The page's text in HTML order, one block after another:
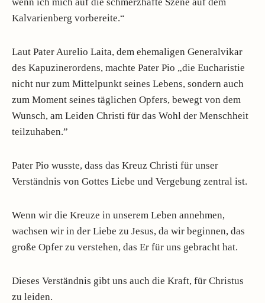
Kalvarienberg vorbereite.“
Laut Pater Aurelio Laita, dem ehemaligen Generalvikar
des Kapuzinerordens, machte Pater Pio „die Eucharistie
nicht nur zum Mittelpunkt seines Lebens, sondern auch
zum Moment seines täglichen Opfers, bewegt von dem
Wunsch, am Leiden Christi für das Wohl der Menschheit
teilzuhaben.”
Pater Pio wusste, dass das Kreuz Christi für unser
Verständnis von Gottes Liebe und Vergebung zentral ist.
Wenn wir die Kreuze in unserem Leben annehmen,
wachsen wir in der Liebe zu Jesus, da wir beginnen, das
große Opfer zu verstehen, das Er für uns gebracht hat.
Dieses Verständnis gibt uns auch die Kraft, für Christus
zu leiden.